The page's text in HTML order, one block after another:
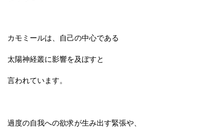
カモミールは、自己の中心である
太陽神経叢に影響を及ぼすと
言われています。
過度の自我への欲求が生み出す緊張や、